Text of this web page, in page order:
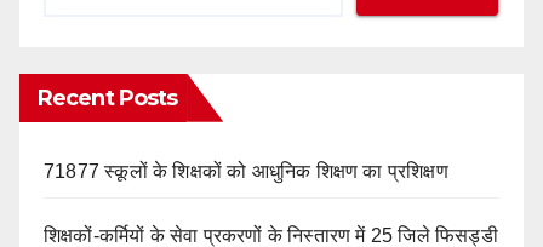
Recent Posts
71877 स्कूलों के शिक्षकों को आधुनिक शिक्षण का प्रशिक्षण
शिक्षकों-कर्मियों के सेवा प्रकरणों के निस्तारण में 25 जिले फिसड्डी